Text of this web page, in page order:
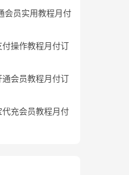
会员实用教程月付
操作教程月付订
会员教程月付订
充会员教程月付